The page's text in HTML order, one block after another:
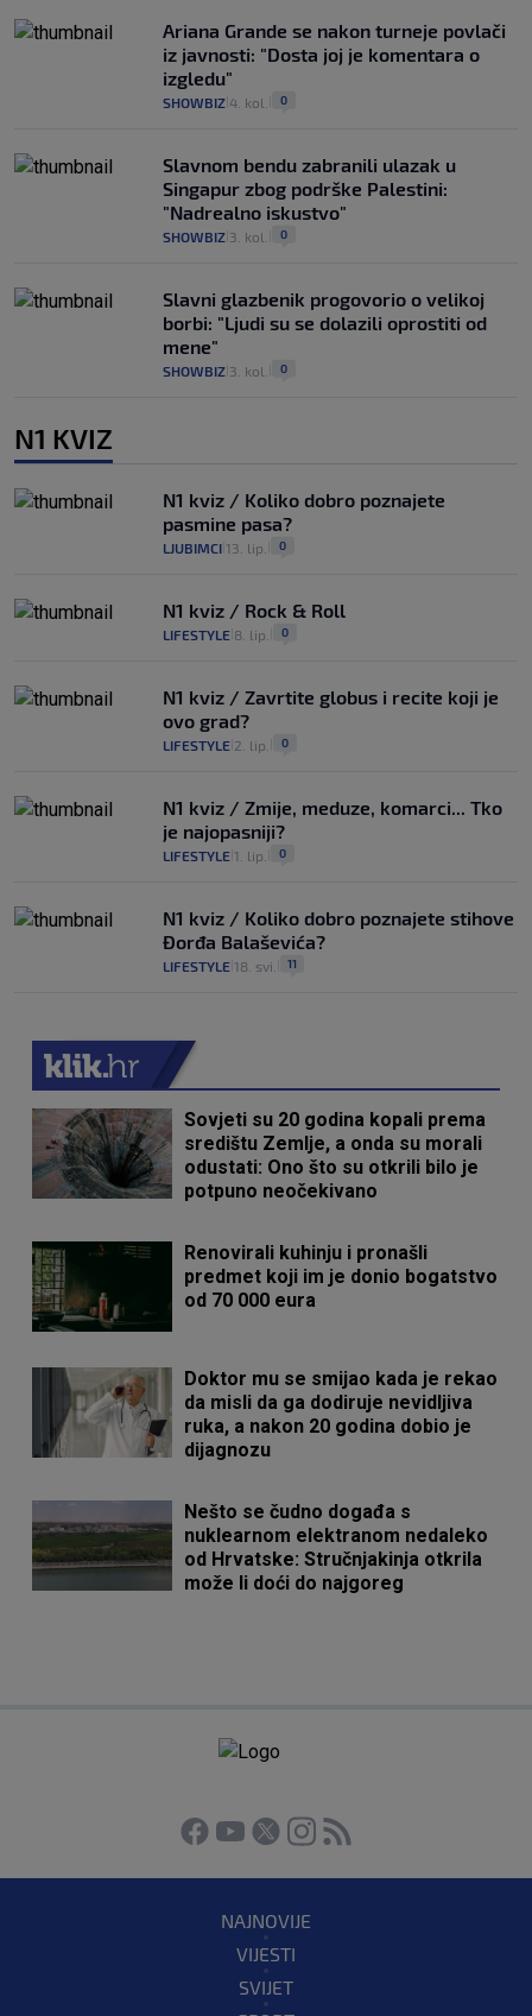
Ariana Grande se nakon turneje povlači
iz javnosti: "Dosta joj je komentara o
izgledu"
SHOWBIZ 4. kol. 0
Slavnom bendu zabranili ulazak u
Singapur zbog podrške Palestini:
"Nadrealno iskustvo"
SHOWBIZ 3. kol. 0
Slavni glazbenik progovorio o velikoj
borbi: "Ljudi su se dolazili oprostiti od
mene"
SHOWBIZ 3. kol. 0
N1 KVIZ
N1 kviz / Koliko dobro poznajete
pasmine pasa?
LJUBIMCI 13. lip. 0
N1 kviz / Rock & Roll
LIFESTYLE 8. lip. 0
N1 kviz / Zavrtite globus i recite koji je
ovo grad?
LIFESTYLE 2. lip. 0
N1 kviz / Zmije, meduze, komarci... Tko
je najopasniji?
LIFESTYLE 1. lip. 0
N1 kviz / Koliko dobro poznajete stihove
Đorđa Balaševića?
LIFESTYLE 18. svi. 11
Sovjeti su 20 godina kopali prema
središtu Zemlje, a onda su morali
odustati: Ono što su otkrili bilo je
potpuno neočekivano
Renovirali kuhinju i pronašli
predmet koji im je donio bogatstvo
od 70 000 eura
Doktor mu se smijao kada je rekao
da misli da ga dodiruje nevidljiva
ruka, a nakon 20 godina dobio je
dijagnozu
Nešto se čudno događa s
nuklearnom elektranom nedaleko
od Hrvatske: Stručnjakinja otkrila
može li doći do najgoreg
NAJNOVIJE
VIJESTI
SVIJET